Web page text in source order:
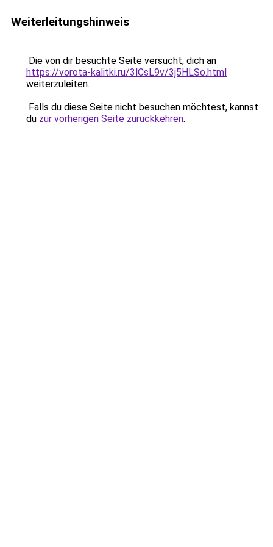
Weiterleitungshinweis
Die von dir besuchte Seite versucht, dich an
https://vorota-kalitki.ru/3lCsL9v/3j5HLSo.html
weiterzuleiten.
Falls du diese Seite nicht besuchen möchtest, kannst
du zur vorherigen Seite zurückkehren.